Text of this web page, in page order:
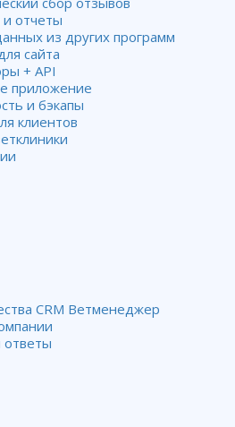
и отчеты
из других программ
сайта
+ API
приложение
и бэкапы
клиентов
CRM Ветменеджер
ответы
приложение
и работать. С приложением
для работы будет под